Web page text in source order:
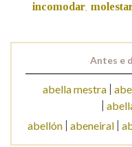
OUTRAS OPCIÓNS
incomodar,
Antes e
abella mestra
abellón abeneiral